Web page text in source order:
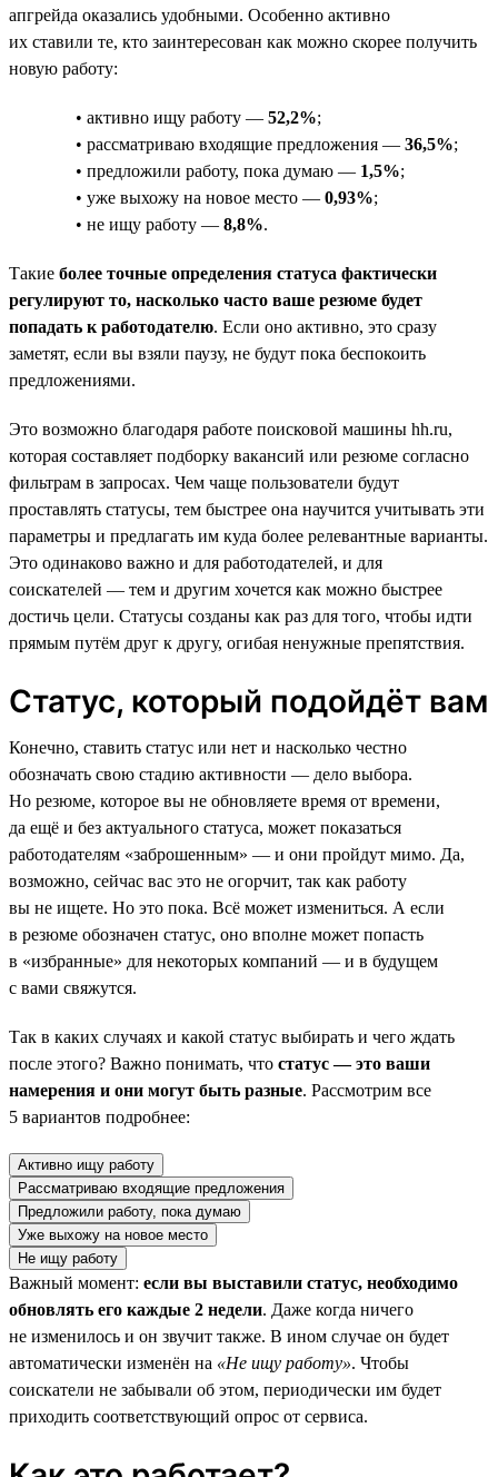
апгрейда оказались удобными. Особенно активно
их ставили те, кто заинтересован как можно скорее получить
новую работу:
• активно ищу работу — 52,2%;
• рассматриваю входящие предложения — 36,5%;
• предложили работу, пока думаю — 1,5%;
• уже выхожу на новое место — 0,93%;
• не ищу работу — 8,8%.
Такие более точные определения статуса фактически
регулируют то, насколько часто ваше резюме будет
попадать к работодателю. Если оно активно, это сразу
заметят, если вы взяли паузу, не будут пока беспокоить
предложениями.
Это возможно благодаря работе поисковой машины hh.ru,
которая составляет подборку вакансий или резюме согласно
фильтрам в запросах. Чем чаще пользователи будут
проставлять статусы, тем быстрее она научится учитывать эти
параметры и предлагать им куда более релевантные варианты.
Это одинаково важно и для работодателей, и для
соискателей — тем и другим хочется как можно быстрее
достичь цели. Статусы созданы как раз для того, чтобы идти
прямым путём друг к другу, огибая ненужные препятствия.
Статус, который подойдёт вам
Конечно, ставить статус или нет и насколько честно
обозначать свою стадию активности — дело выбора.
Но резюме, которое вы не обновляете время от времени,
да ещё и без актуального статуса, может показаться
работодателям «заброшенным» — и они пройдут мимо. Да,
возможно, сейчас вас это не огорчит, так как работу
вы не ищете. Но это пока. Всё может измениться. А если
в резюме обозначен статус, оно вполне может попасть
в «избранные» для некоторых компаний — и в будущем
с вами свяжутся.
Так в каких случаях и какой статус выбирать и чего ждать
после этого? Важно понимать, что статус — это ваши
намерения и они могут быть разные. Рассмотрим все
5 вариантов подробнее:
Активно ищу работу
Рассматриваю входящие предложения
Предложили работу, пока думаю
Уже выхожу на новое место
Не ищу работу
Важный момент: если вы выставили статус, необходимо
обновлять его каждые 2 недели. Даже когда ничего
не изменилось и он звучит также. В ином случае он будет
автоматически изменён на «Не ищу работу». Чтобы
соискатели не забывали об этом, периодически им будет
приходить соответствующий опрос от сервиса.